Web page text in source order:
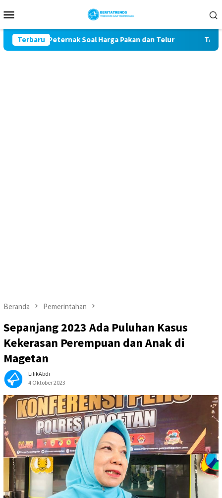
ke
Mobile
Terbaru
Peternak Soal Harga Pakan dan Telur TAK MAU
Beranda Pemerintahan
Sepanjang 2023 Ada Puluhan Kasus
Kekerasan Perempuan dan Anak di
Magetan
LilikAbdi
4 Oktober 2023